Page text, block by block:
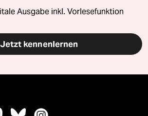
Ausgabe inkl. Vorlesefunktion
Jetzt kennenlernen